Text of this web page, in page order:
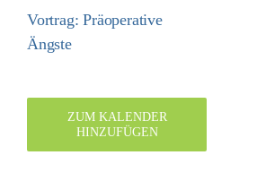
Vortrag: Präoperative
Ängste
ZUM KALENDER
HINZUFÜGEN